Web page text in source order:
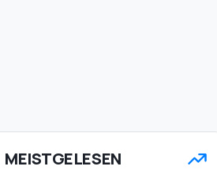
MEISTGELESEN